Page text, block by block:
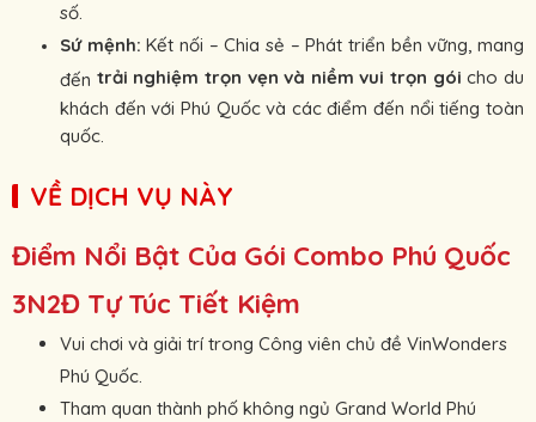
số.
Sứ mệnh: Kết nối – Chia sẻ – Phát triển bền vững, mang
đến trải nghiệm trọn vẹn và niềm vui trọn gói cho du
khách đến với Phú Quốc và các điểm đến nổi tiếng toàn
quốc.
VỀ DỊCH VỤ NÀY
Điểm Nổi Bật Của Gói Combo Phú Quốc
3N2Đ Tự Túc Tiết Kiệm
Vui chơi và giải trí trong Công viên chủ đề VinWonders
Phú Quốc.
Tham quan thành phố không ngủ Grand World Phú